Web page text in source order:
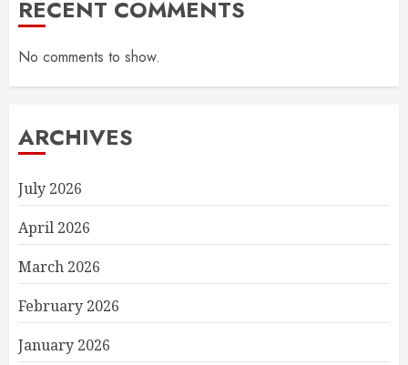
RECENT COMMENTS
No comments to show.
ARCHIVES
July 2026
April 2026
March 2026
February 2026
January 2026